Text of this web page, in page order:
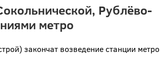
Рублёво-
метро
закончат возведение станции метро